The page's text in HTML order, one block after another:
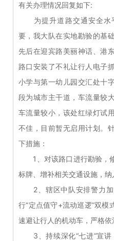
有关办理情况回复如下:
为提升道路交通安全水
要，我大队在实地勘验的基
先后在迎宾路美丽神话、港
路口安装了不礼让行人电子
小学与第一幼儿园交汇处十
段为城市主干道，车流量较
车流量较小，该处红绿灯试
不佳，目前暂无启用计划。
下措施：
1、对该路口进行勘验，
标牌、增补相关交通设施，纳
2、辖区中队安排警力加
行“定点值守+流动巡逻”双模
速避让行人的机动车，严格依
3、持续深化“七进”宣讲